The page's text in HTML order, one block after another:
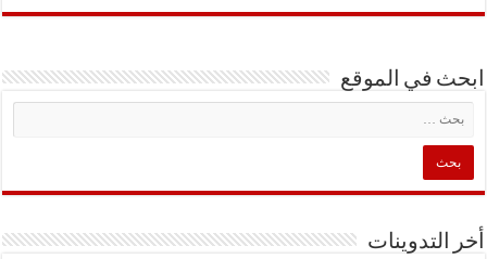
ابحث في الموقع
أخر التدوينات